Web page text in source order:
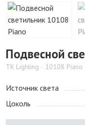
Подвесной
TK Lighting 10108 Piano
Источник света
Цоколь